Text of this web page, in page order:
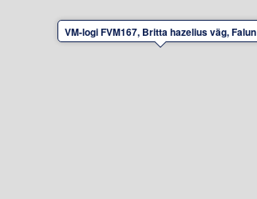
VM-logi FVM167, Britta hazelius väg, Falun